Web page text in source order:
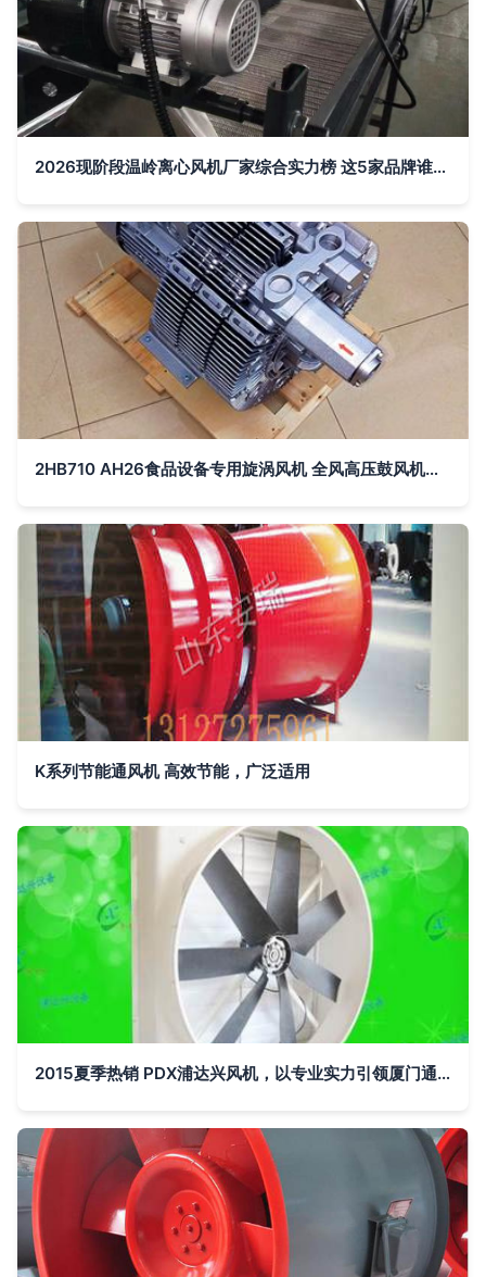
2026现阶段温岭离心风机厂家综合实力榜 这5家品牌谁主沉浮
2HB710 AH26食品设备专用旋涡风机 全风高压鼓风机引领智造通风新风尚
K系列节能通风机 高效节能，广泛适用
2015夏季热销 PDX浦达兴风机，以专业实力引领厦门通风新风尚